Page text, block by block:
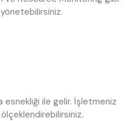
esnekliği ile gelir. İşletmeniz